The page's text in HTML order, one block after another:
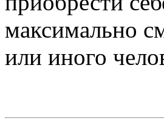
максимально
или иного